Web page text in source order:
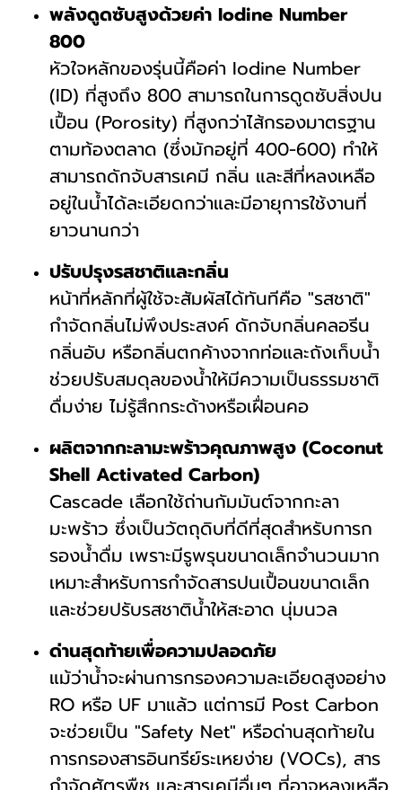
พลังดูดซับสูงด้วยค่า Iodine Number
800
หัวใจหลักของรุ่นนี้คือค่า Iodine Number
(ID) ที่สูงถึง 800 สามารถในการดูดซับสิ่งปน
เปื้อน (Porosity) ที่สูงกว่าไส้กรองมาตรฐาน
ตามท้องตลาด (ซึ่งมักอยู่ที่ 400-600) ทำให้
สามารถดักจับสารเคมี กลิ่น และสีที่หลงเหลือ
อยู่ในน้ำได้ละเอียดกว่าและมีอายุการใช้งานที่
ยาวนานกว่า
ปรับปรุงรสชาติและกลิ่น
หน้าที่หลักที่ผู้ใช้จะสัมผัสได้ทันทีคือ "รสชาติ"
กำจัดกลิ่นไม่พึงประสงค์ ดักจับกลิ่นคลอรีน
กลิ่นอับ หรือกลิ่นตกค้างจากท่อและถังเก็บน้ำ
ช่วยปรับสมดุลของน้ำให้มีความเป็นธรรมชาติ
ดื่มง่าย ไม่รู้สึกกระด้างหรือเฝื่อนคอ
ผลิตจากกะลามะพร้าวคุณภาพสูง (Coconut
Shell Activated Carbon)
Cascade เลือกใช้ถ่านกัมมันต์จากกะลา
มะพร้าว ซึ่งเป็นวัตถุดิบที่ดีที่สุดสำหรับการก
รองน้ำดื่ม เพราะมีรูพรุนขนาดเล็กจำนวนมาก
เหมาะสำหรับการกำจัดสารปนเปื้อนขนาดเล็ก
และช่วยปรับรสชาติน้ำให้สะอาด นุ่มนวล
ด่านสุดท้ายเพื่อความปลอดภัย
แม้ว่าน้ำจะผ่านการกรองความละเอียดสูงอย่าง
RO หรือ UF มาแล้ว แต่การมี Post Carbon
จะช่วยเป็น "Safety Net" หรือด่านสุดท้ายใน
การกรองสารอินทรีย์ระเหยง่าย (VOCs), สาร